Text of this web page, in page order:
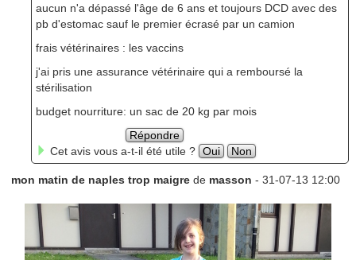
aucun n'a dépassé l'âge de 6 ans et toujours DCD avec des
pb d'estomac sauf le premier écrasé par un camion
frais vétérinaires : les vaccins
j'ai pris une assurance vétérinaire qui a remboursé la
stérilisation
budget nourriture: un sac de 20 kg par mois
Répondre
Cet avis vous a-t-il été utile ? Oui Non
mon matin de naples trop maigrede masson - 31-07-13 12:00